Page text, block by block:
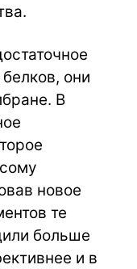
они
В
новое
те
больше
и в